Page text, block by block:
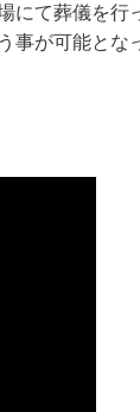
にて葬儀を行
事が可能とな